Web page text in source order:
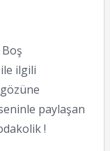
ilgili
paylaşan
!